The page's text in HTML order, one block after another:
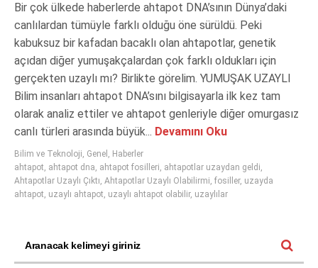
Bir çok ülkede haberlerde ahtapot DNA’sının Dünya’daki
canlılardan tümüyle farklı olduğu öne sürüldü. Peki
kabuksuz bir kafadan bacaklı olan ahtapotlar, genetik
açıdan diğer yumuşakçalardan çok farklı oldukları için
gerçekten uzaylı mı? Birlikte görelim. YUMUŞAK UZAYLI
Bilim insanları ahtapot DNA’sını bilgisayarla ilk kez tam
olarak analiz ettiler ve ahtapot genleriyle diğer omurgasız
canlı türleri arasında büyük... Devamını Oku
Bilim ve Teknoloji, Genel , Haberler
ahtapot, ahtapot dna, ahtapot fosilleri, ahtapotlar uzaydan geldi,
Ahtapotlar Uzaylı Çıktı, Ahtapotlar Uzaylı Olabilirmi, fosiller, uzayda
ahtapot, uzaylı ahtapot, uzaylı ahtapot olabilir, uzaylılar